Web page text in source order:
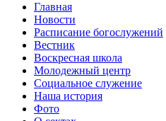
Главная
Новости
Расписание богослужений
Вестник
Воскресная школа
Молодежный центр
Социальное служение
Наша история
Фото